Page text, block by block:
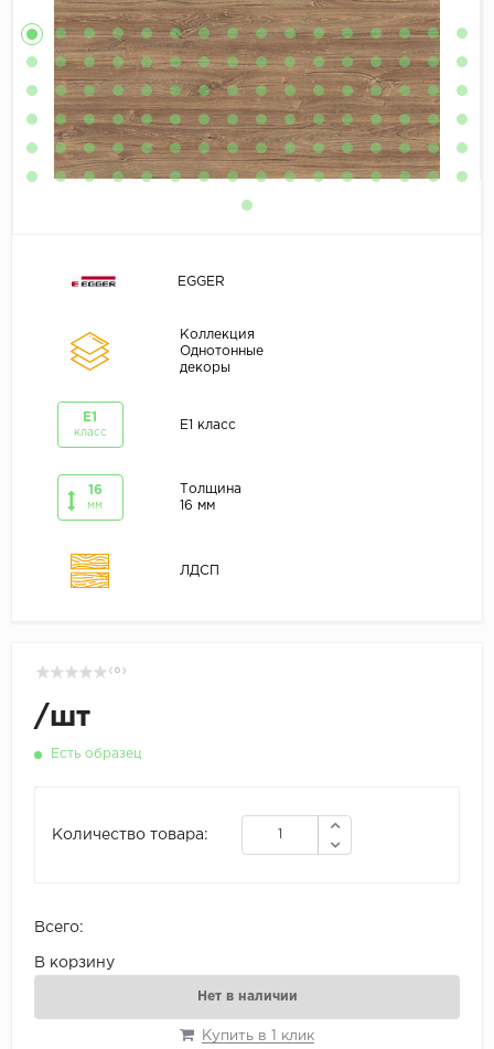
EGGER
Коллекция
Однотонные
декоры
E1
класс
E1 класс
16
мм
Толщина
16 мм
ЛДСП
( 0 )
/шт
Есть образец
Количество товара:
Всего:
В корзину
Нет в наличии
Купить в 1 клик